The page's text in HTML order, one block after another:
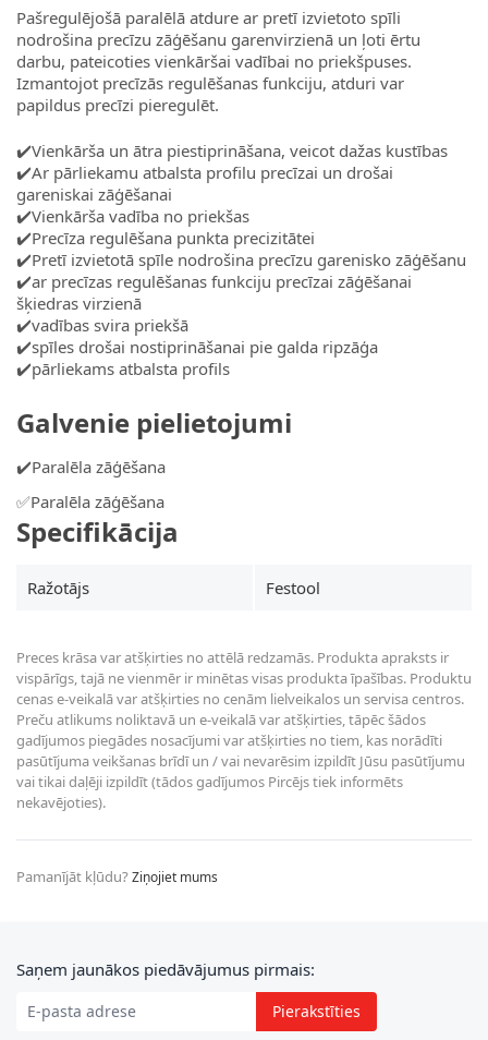
Pašregulējošā paralēlā atdure ar pretī izvietoto spīli
nodrošina precīzu zāģēšanu garenvirzienā un ļoti ērtu
darbu, pateicoties vienkāršai vadībai no priekšpuses.
Izmantojot precīzās regulēšanas funkciju, atduri var
papildus precīzi pieregulēt.
✔️Vienkārša un ātra piestiprināšana, veicot dažas kustības
✔️Ar pārliekamu atbalsta profilu precīzai un drošai
gareniskai zāģēšanai
✔️Vienkārša vadība no priekšas
✔️Precīza regulēšana punkta precizitātei
✔️Pretī izvietotā spīle nodrošina precīzu garenisko zāģēšanu
✔️ar precīzas regulēšanas funkciju precīzai zāģēšanai
šķiedras virzienā
✔️vadības svira priekšā
✔️spīles drošai nostiprināšanai pie galda ripzāģa
✔️pārliekams atbalsta profils
Galvenie pielietojumi
✔️Paralēla zāģēšana
✅Paralēla zāģēšana
Specifikācija
Ražotājs Festool
Preces krāsa var atšķirties no attēlā redzamās. Produkta apraksts ir
vispārīgs, tajā ne vienmēr ir minētas visas produkta īpašības. Produktu
cenas e-veikalā var atšķirties no cenām lielveikalos un servisa centros.
Preču atlikums noliktavā un e-veikalā var atšķirties, tāpēc šādos
gadījumos piegādes nosacījumi var atšķirties no tiem, kas norādīti
pasūtījuma veikšanas brīdī un / vai nevarēsim izpildīt Jūsu pasūtījumu
vai tikai daļēji izpildīt (tādos gadījumos Pircējs tiek informēts
nekavējoties).
Pamanījāt kļūdu?Ziņojiet mums
E-pasta adrese
Saņem jaunākos piedāvājumus pirmais:
Pierakstīties